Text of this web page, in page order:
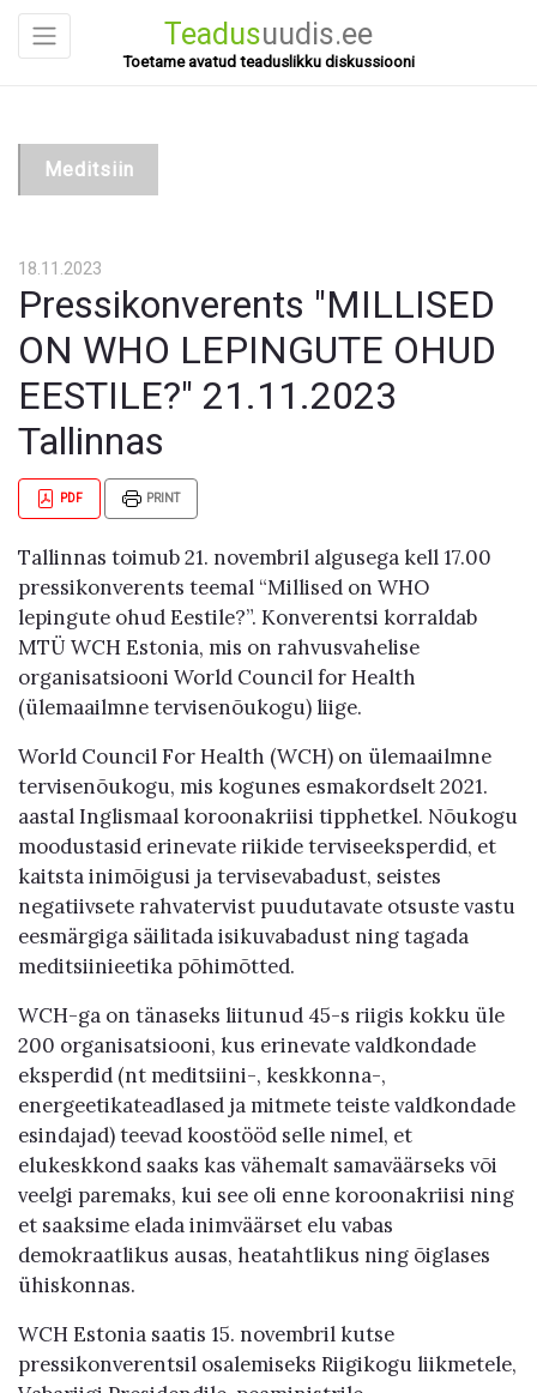
Teadusuudis.ee
Toetame avatud teaduslikku diskussiooni
Meditsiin
18.11.2023
Pressikonverents "MILLISED
ON WHO LEPINGUTE OHUD
EESTILE?" 21.11.2023
Tallinnas
PDF PRINT
Tallinnas toimub 21. novembril algusega kell 17.00
pressikonverents teemal “Millised on WHO
lepingute ohud Eestile?”. Konverentsi korraldab
MTÜ WCH Estonia, mis on rahvusvahelise
organisatsiooni World Council for Health
(ülemaailmne tervisenõukogu) liige.
World Council For Health (WCH) on ülemaailmne
tervisenõukogu, mis kogunes esmakordselt 2021.
aastal Inglismaal koroonakriisi tipphetkel. Nõukogu
moodustasid erinevate riikide terviseeksperdid, et
kaitsta inimõigusi ja tervisevabadust, seistes
negatiivsete rahvatervist puudutavate otsuste vastu
eesmärgiga säilitada isikuvabadust ning tagada
meditsiinieetika põhimõtted.
WCH-ga on tänaseks liitunud 45-s riigis kokku üle
200 organisatsiooni, kus erinevate valdkondade
eksperdid (nt meditsiini-, keskkonna-,
energeetikateadlased ja mitmete teiste valdkondade
esindajad) teevad koostööd selle nimel, et
elukeskkond saaks kas vähemalt samaväärseks või
veelgi paremaks, kui see oli enne koroonakriisi ning
et saaksime elada inimväärset elu vabas
demokraatlikus ausas, heatahtlikus ning õiglases
ühiskonnas.
WCH Estonia saatis 15. novembril kutse
pressikonverentsil osalemiseks Riigikogu liikmetele,